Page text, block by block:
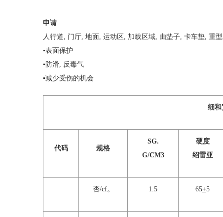
申请
人行道, 门厅, 地面, 运动区, 加载区域, 由垫子, 卡车垫, 重
▪表面保护
▪防滑, 反毒气
▪减少受伤的机会
细和
代码 规格
SG.
G/CM3
硬度
绍雷亚
否/cf。 1.5 65+5